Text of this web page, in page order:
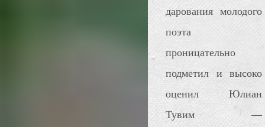
дарования молодого
поэта
проницательно
подметил и высоко
оценил Юлиан
Тувим —